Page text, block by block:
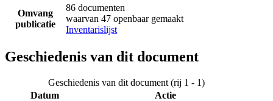
Omvang
publicatie
86 documenten
waarvan 47 openbaar gemaakt
Inventarislijst
Geschiedenis van dit document
Geschiedenis van dit document (rij 1 - 1)
Datum
Actie